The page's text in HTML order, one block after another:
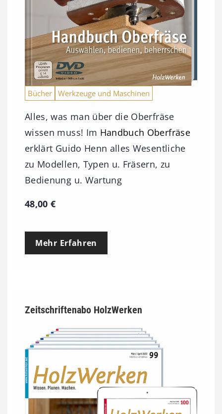
Bücher Werkzeuge und Maschinen
Alles, was man über die Oberfräse
wissen muss! Im Handbuch Oberfräse
erklärt Guido Henn alles Wesentliche
zu Modellen, Typen u. Fräsern, zu
Bedienung u. Wartung
48,00€
Mehr Erfahren
Zeitschriftenabo HolzWerken